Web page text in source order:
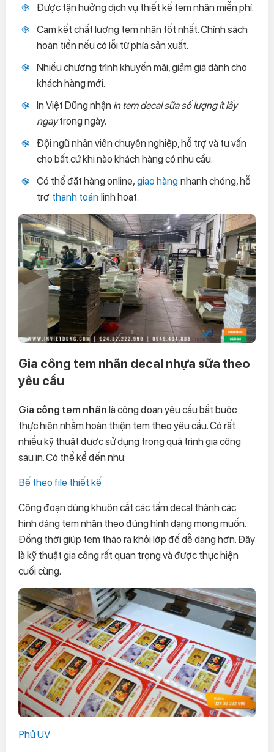
Được tận hưởng dịch vụ thiết kế tem nhãn miễn phí.
Cam kết chất lượng tem nhãn tốt nhất. Chính sách
hoàn tiền nếu có lỗi từ phía sản xuất.
Nhiều chương trình khuyến mãi, giảm giá dành cho
khách hàng mới.
In Việt Dũng nhận in tem decal sữa số lượng ít lấy
ngaytrong ngày.
Đội ngũ nhân viên chuyên nghiệp, hỗ trợ và tư vấn
cho bất cứ khi nào khách hàng có nhu cầu.
Có thể đặt hàng online, giao hàng nhanh chóng, hỗ
trợ thanh toán linh hoạt.
Gia công tem nhãn decal nhựa sữa theo
yêu cầu
Gia công tem nhãn là công đoạn yêu cầu bắt buộc
thực hiện nhằm hoàn thiện tem theo yêu cầu. Có rất
nhiều kỹ thuật được sử dụng trong quá trình gia công
sau in. Có thể kể đến như:
Bế theo file thiết kế
Công đoạn dùng khuôn cắt các tấm decal thành các
hình dáng tem nhãn theo đúng hình dạng mong muốn.
Đồng thời giúp tem tháo ra khỏi lớp đế dễ dàng hơn. Đây
là kỹ thuật gia công rất quan trọng và được thực hiện
cuối cùng.
Phủ UV